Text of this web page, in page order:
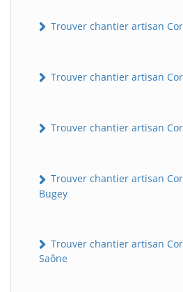
Trouver chantier artisan
Trouver chantier artisan
Trouver chantier artisan
Trouver chantier artisan
Bugey
Trouver chantier artisan
Saône